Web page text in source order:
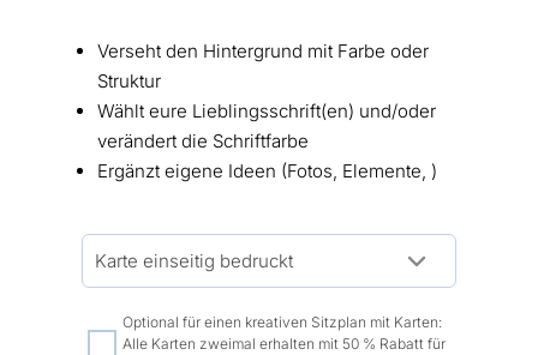
Verseht den Hintergrund mit Farbe oder
Struktur
Wählt eure Lieblingsschrift(en) und/oder
verändert die Schriftfarbe
Ergänzt eigene Ideen (Fotos, Elemente, )
Optional für einen kreativen Sitzplan mit Karten:
Alle Karten zweimal erhalten mit 50 % Rabatt für